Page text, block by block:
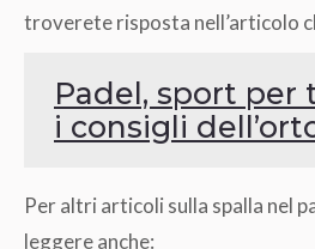
troverete risposta nell’articolo
Padel, sport per
i consigli
Per altri articoli sulla spalla nel
leggere anche: